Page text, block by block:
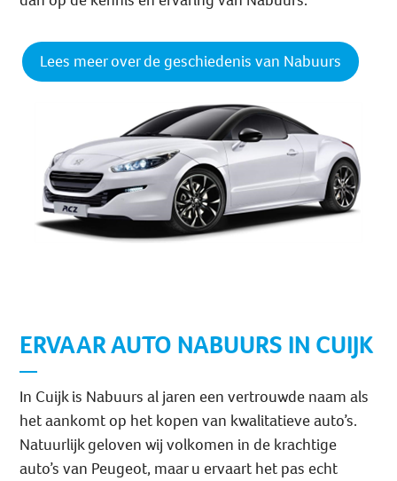
Lees meer over de geschiedenis van Nabuurs
ERVAAR AUTO NABUURS IN CUIJK
In Cuijk is Nabuurs al jaren een vertrouwde naam als
het aankomt op het kopen van kwalitatieve auto’s.
Natuurlijk geloven wij volkomen in de krachtige
auto’s van Peugeot, maar u ervaart het pas echt